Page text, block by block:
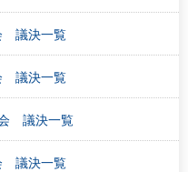
議決一覧
議決一覧
議決一覧
議決一覧